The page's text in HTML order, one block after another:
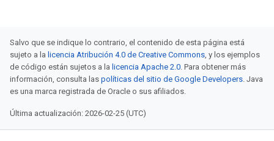
Salvo que se indique lo contrario, el contenido de esta página está
sujeto a la licencia Atribución 4.0 de Creative Commons, y los ejemplos
de código están sujetos a la licencia Apache 2.0. Para obtener más
información, consulta las políticas del sitio de Google Developers. Java
es una marca registrada de Oracle o sus afiliados.
Última actualización: 2026-02-25 (UTC)